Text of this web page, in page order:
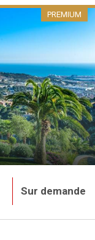
PREMIUM
Sur demande